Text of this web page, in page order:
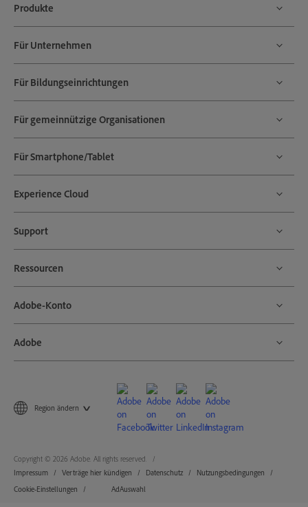
Produkte
Für Unternehmen
Für Bildungseinrichtungen
Für gemeinnützige Organisationen
Für Smartphone/Tablet
Experience Cloud
Support
Ressourcen
Adobe-Konto
Adobe
Region ändern
Copyright © 2026 Adobe. All rights reserved.
Impressum
Verträge hier kündigen Datenschutz
Nutzungsbedingungen
Cookie-Einstellungen
AdAuswahl